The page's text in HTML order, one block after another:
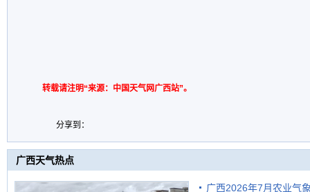
转载请注明“来源：中国天气网广西站”。
分享到：
广西天气热点
广西2026年7月农业气